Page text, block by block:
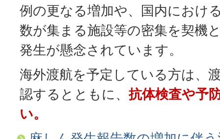
例の更なる増加や、国内におけ
数が集まる施設等の密集を契機
発生が懸念されています。
海外渡航を予定している方は、
認するとともに、抗体検査や予
い。